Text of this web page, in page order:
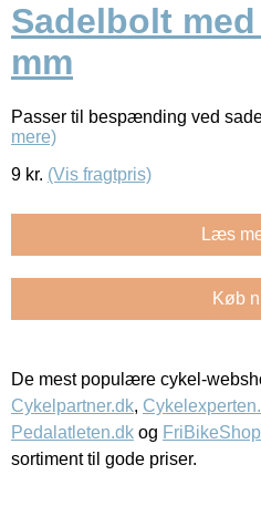
Sadelbolt
mm
Passer til bespænding ved
mere)
9 kr. (Vis fragtpris)
Læs
Køb
De mest populære cykel-
Cykelpartner.dk,
Pedalatleten.dk og
sortiment til gode priser.